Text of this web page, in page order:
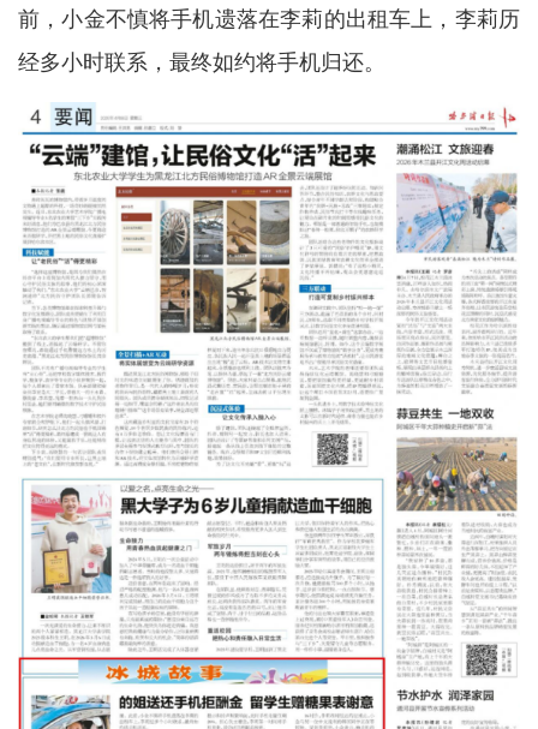
前，小金不慎将手机遗落在李莉的出租车上，李莉历
经多小时联系，最终如约将手机归还。